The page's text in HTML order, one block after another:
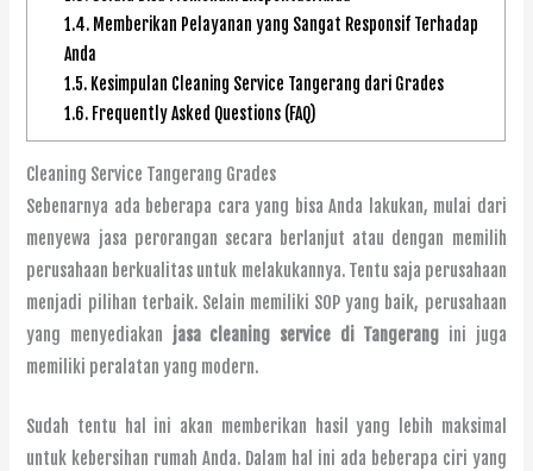
1.4. Memberikan Pelayanan yang Sangat Responsif Terhadap
Anda
1.5. Kesimpulan Cleaning Service Tangerang dari Grades
1.6. Frequently Asked Questions (FAQ)
Cleaning Service Tangerang Grades
Sebenarnya ada beberapa cara yang bisa Anda lakukan, mulai dari
menyewa jasa perorangan secara berlanjut atau dengan memilih
perusahaan berkualitas untuk melakukannya. Tentu saja perusahaan
menjadi pilihan terbaik. Selain memiliki SOP yang baik, perusahaan
yang menyediakan jasa cleaning service di Tangerang ini juga
memiliki peralatan yang modern.
Sudah tentu hal ini akan memberikan hasil yang lebih maksimal
untuk kebersihan rumah Anda. Dalam hal ini ada beberapa ciri yang